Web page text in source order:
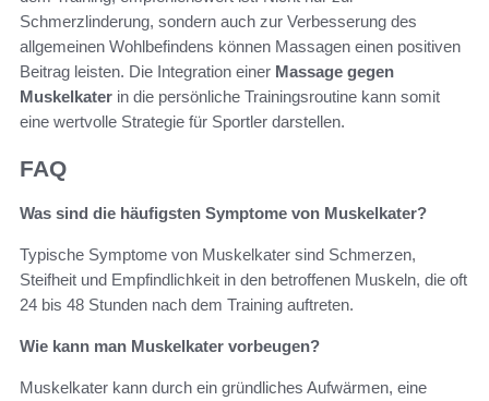
Schmerzlinderung, sondern auch zur Verbesserung des
allgemeinen Wohlbefindens können Massagen einen positiven
Beitrag leisten. Die Integration einer Massage gegen
Muskelkater in die persönliche Trainingsroutine kann somit
eine wertvolle Strategie für Sportler darstellen.
FAQ
Was sind die häufigsten Symptome von Muskelkater?
Typische Symptome von Muskelkater sind Schmerzen,
Steifheit und Empfindlichkeit in den betroffenen Muskeln, die oft
24 bis 48 Stunden nach dem Training auftreten.
Wie kann man Muskelkater vorbeugen?
Muskelkater kann durch ein gründliches Aufwärmen, eine